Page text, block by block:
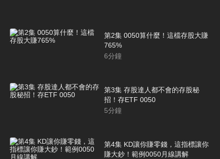
第2集 0050算什麼！這檔存股大賺
765%
6分鐘
第3集 存股達人都不會的存股秘
招！存ETF 0050
5分鐘
第4集 KD讓你賺零錢，這指標讓你
賺大鈔！範例0050月線講解